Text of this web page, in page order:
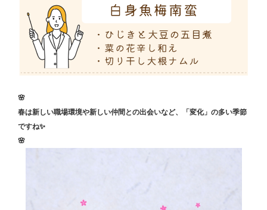
🌸
春は新しい職場環境や新しい仲間との出会いなど、「変化」の多い季節
ですね✨
🌸